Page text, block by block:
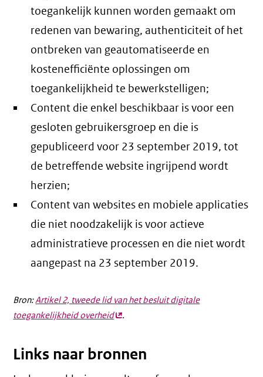
toegankelijk kunnen worden gemaakt om
redenen van bewaring, authenticiteit of het
ontbreken van geautomatiseerde en
kostenefficiënte oplossingen om
toegankelijkheid te bewerkstelligen;
Content die enkel beschikbaar is voor een
gesloten gebruikersgroep en die is
gepubliceerd voor 23 september 2019, tot
de betreffende website ingrijpend wordt
herzien;
Content van websites en mobiele applicaties
die niet noodzakelijk is voor actieve
administratieve processen en die niet wordt
aangepast na 23 september 2019.
Bron:Artikel 2, tweede lid van het besluit digitale
toegankelijkheid overheid(externe
.
Links naar bronnen